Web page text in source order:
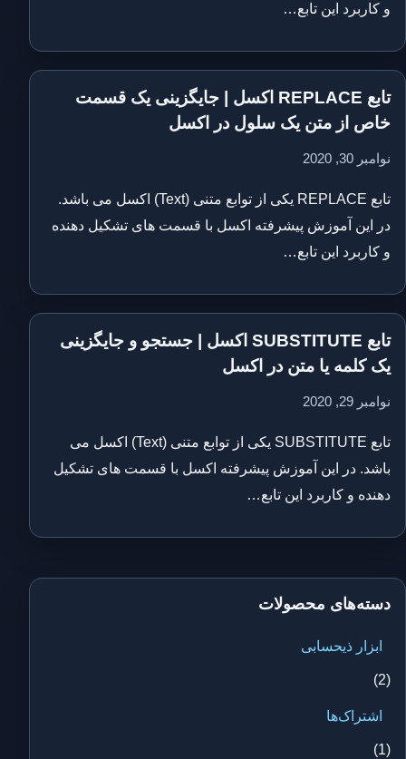
و کاربرد این تابع…
تابع REPLACE اکسل | جایگزینی یک قسمت
خاص از متن یک سلول در اکسل
نوامبر 30, 2020
تابع REPLACE یکی از توابع متنی (Text) اکسل می باشد.
در این آموزش پیشرفته اکسل با قسمت های تشکیل دهنده
و کاربرد این تابع…
تابع SUBSTITUTE اکسل | جستجو و جایگزینی
یک کلمه یا متن در اکسل
نوامبر 29, 2020
تابع SUBSTITUTE یکی از توابع متنی (Text) اکسل می
باشد. در این آموزش پیشرفته اکسل با قسمت های تشکیل
دهنده و کاربرد این تابع…
دسته‌های محصولات
ابزار ذیحسابی
(2)
اشتراک‌ها
(1)